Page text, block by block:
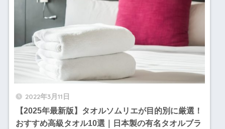
2022年3月11日
【2025年最新版】タオルソムリエが目的別に厳選！
おすすめ高級タオル10選｜日本製の有名タオルブラ